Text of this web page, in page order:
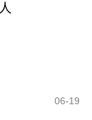
06-19